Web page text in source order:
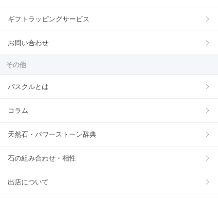
ギフトラッピングサービス
お問い合わせ
その他
パスクルとは
コラム
天然石・パワーストーン辞典
石の組み合わせ・相性
出店について